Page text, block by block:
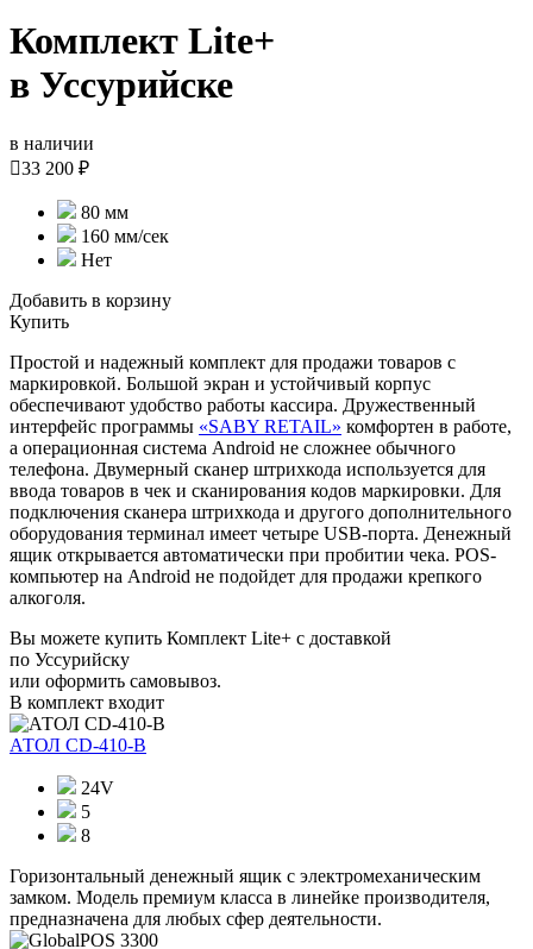
Комплект Lite+
в Уссурийске
в наличии
33 200 ₽
80 мм
160 мм/сек
Нет
Добавить в корзину
Купить
Простой и надежный комплект для продажи товаров с
маркировкой. Большой экран и устойчивый корпус
обеспечивают удобство работы кассира. Дружественный
интерфейс программы «SABY RETAIL» комфортен в работе,
а операционная система Android не сложнее обычного
телефона. Двумерный сканер штрихкода используется для
ввода товаров в чек и сканирования кодов маркировки. Для
подключения сканера штрихкода и другого дополнительного
оборудования терминал имеет четыре USB-порта. Денежный
ящик открывается автоматически при пробитии чека. POS-
компьютер на Android не подойдет для продажи крепкого
алкоголя.
Вы можете купить Комплект Lite+ с доставкой
по Уссурийску
или оформить самовывоз.
В комплект входит
АТОЛ CD-410-В
24V
5
8
Горизонтальный денежный ящик с электромеханическим
замком. Модель премиум класса в линейке производителя,
предназначена для любых сфер деятельности.